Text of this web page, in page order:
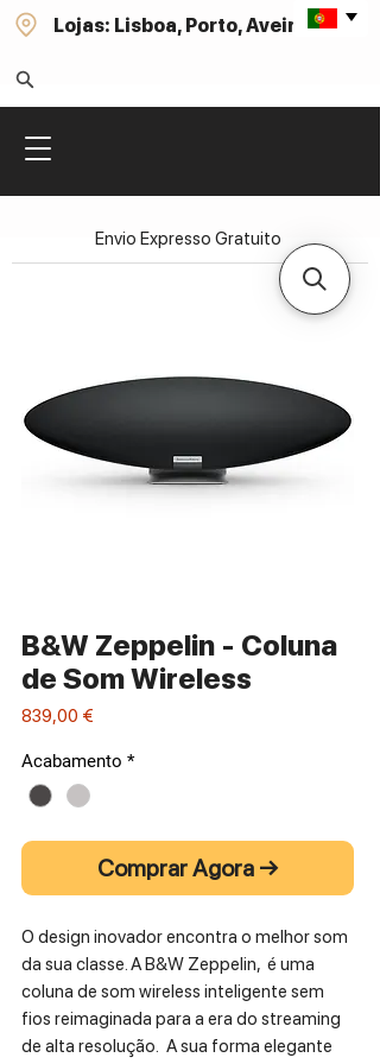
Lojas: Lisboa, Porto, Aveiro
B&W Zeppelin - Coluna
de Som Wireless
839,00 €
Acabamento *
Comprar Agora →
O design inovador encontra o melhor som
da sua classe. A B&W Zeppelin, é uma
coluna de som wireless inteligente sem
fios reimaginada para a era do streaming
de alta resolução. A sua forma elegante
Envio Expresso Gratuito